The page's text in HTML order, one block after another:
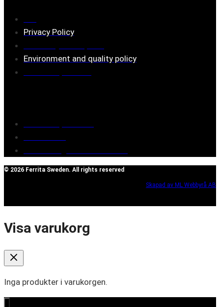
Privacy Policy
Environment and quality policy
© 2026 Ferrita Sweden. All rights reserved
Skapad av ML Webbyrå AB
Visa varukorg
Inga produkter i varukorgen.